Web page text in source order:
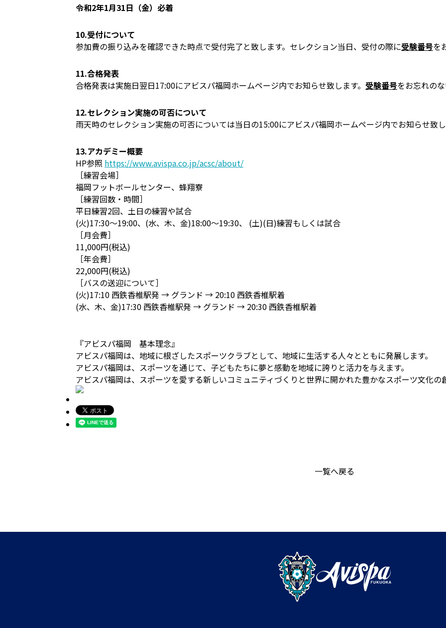
令和2年1月31日（金）必着
10.受付について
参加費の振り込みを確認できた時点で受付完了と致します。セレクション当日、受付の際に受験番号を
11.合格発表
合格発表は実施日翌日17:00にアビスパ福岡ホームページ内でお知らせ致します。 受験番号をお忘れの
12.セレクション実施の可否について
雨天時のセレクション実施の可否については当日の15:00にアビスパ福岡ホームページ内でお知らせ致し
13.アカデミー概要
HP参照 https://www.avispa.co.jp/acsc/about/
［練習会場］
福岡フットボールセンター、蜂翔寮
［練習回数・時間］
平日練習2回、土日の練習や試合
(火)17:30〜19:00、(水、木、金)18:00〜19:30、 (土)(日)練習もしくは試合
［月会費］
11,000円(税込)
［年会費］
22,000円(税込)
［バスの送迎について］
(火)17:10 西鉄香椎駅発 → グランド → 20:10 西鉄香椎駅着
(水、木、金)17:30 西鉄香椎駅発 → グランド → 20:30 西鉄香椎駅着
『アビスパ福岡 基本理念』
アビスパ福岡は、地域に根ざしたスポーツクラブとして、地域に生活する人々とともに発展します。
アビスパ福岡は、スポーツを通じて、子どもたちに夢と感動を地域に誇りと活力を与えます。
アビスパ福岡は、スポーツを愛する新しいコミュニティづくりと世界に開かれた豊かなスポーツ文化の
一覧へ戻る